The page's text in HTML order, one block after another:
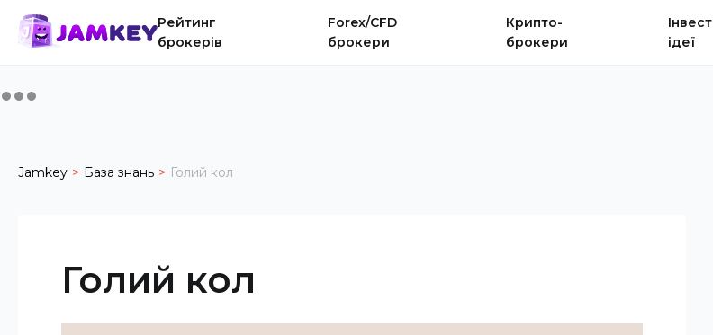
Рейтинг
брокерів
Forex/CFD
брокери
Крипто-
брокери
Інвест
ідеї
Jamkey База знань Голий кол
Голий кол